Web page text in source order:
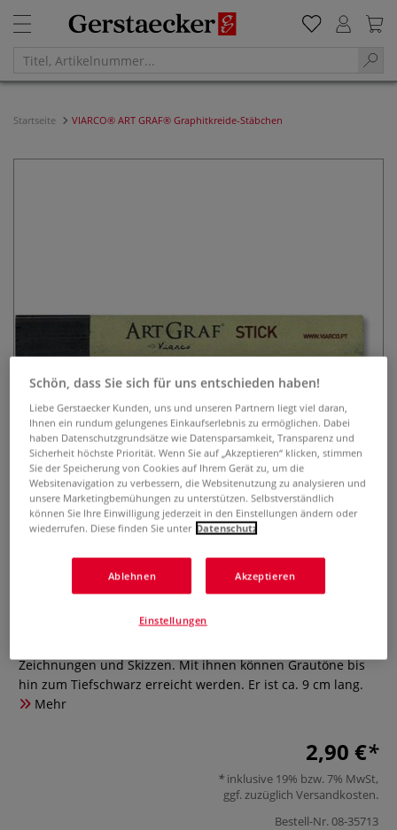
Startseite VIARCO® ART GRAF® Graphitkreide-Stäbchen
VIARCO® ART GRAF®
Graphitkreide-Stäbchen
2 Bewertungen
Zeichnungen und Skizzen. Mit ihnen können Grautöne bis
hin zum Tiefschwarz erreicht werden. Er ist ca. 9 cm lang.
Mehr
2,90 €
inklusive 19% bzw. 7% MwSt,
ggf. zuzüglich Versandkosten.
Bestell-Nr.08-35713
Schön, dass Sie sich für uns entschieden haben!
Liebe Gerstaecker Kunden, uns und unseren Partnern liegt viel daran,
Ihnen ein rundum gelungenes Einkaufserlebnis zu ermöglichen. Dabei
haben Datenschutzgrundsätze wie Datensparsamkeit, Transparenz und
Sicherheit höchste Priorität. Wenn Sie auf „Akzeptieren“ klicken, stimmen
Sie der Speicherung von Cookies auf Ihrem Gerät zu, um die
Websitenavigation zu verbessern, die Websitenutzung zu analysieren und
unsere Marketingbemühungen zu unterstützen. Selbstverständlich
können Sie Ihre Einwilligung jederzeit in den Einstellungen ändern oder
wiederrufen. Diese finden Sie unter Datenschutz
Ablehnen Akzeptieren
Einstellungen